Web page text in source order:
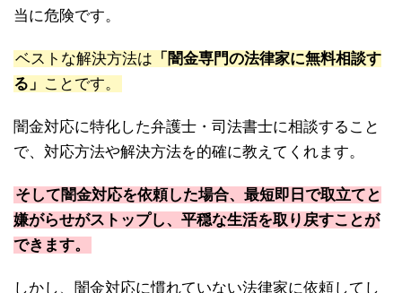
当に危険です。
ベストな解決方法は 「闇金専門の法律家に無料相談す
る」 ことです。
闇金対応に特化した弁護士・司法書士に相談すること
で、対応方法や解決方法を的確に教えてくれます。
そして闇金対応を依頼した場合、最短即日で取立てと
嫌がらせがストップし、平穏な生活を取り戻すことが
できます。
しかし、闇金対応に慣れていない法律家に依頼してし